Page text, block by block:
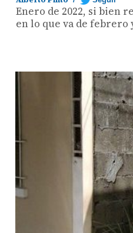
Enero de 2022, si bien
en lo que va de febrero